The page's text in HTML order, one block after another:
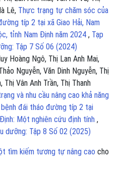
Lê, Thực trạng tự chăm sóc của
típ 2 tại xã Giao Hải, Nam
tỉnh Nam Định năm 2024 , Tạp
Tập 7 Số 06 (2024)
Hoàng Ngô, Thị Lan Anh Mai,
Nguyễn, Văn Dinh Nguyễn, Thị
Thị Vân Anh Trần, Thị Thanh
và nhu cầu nâng cao khả năng
đái tháo đường típ 2 tại
Một nghiên cứu định tính ,
dưỡng: Tập 8 Số 02 (2025)
tìm kiếm tương tự nâng cao cho